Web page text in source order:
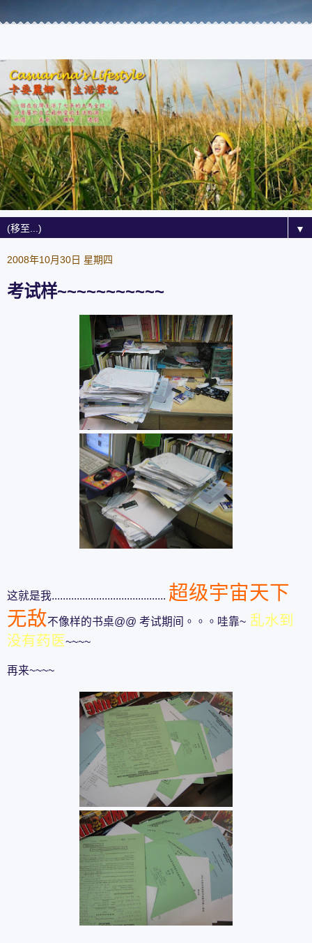
▼
2008年10月30日 星期四
考试样~~~~~~~~~~~
这就是我......................................... 超级宇宙天下
无敌不像样的书桌@@ 考试期间。。。哇靠~ 乱水到
没有药医~~~~
再来~~~~